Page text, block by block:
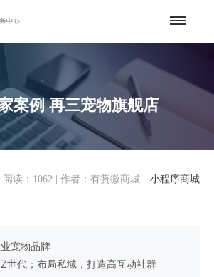
案例 再三宠物旗舰店
小程序商城
阅读：1062 作者：有赞微商城
宠物品牌
世代；布局私域，打造高互动社群